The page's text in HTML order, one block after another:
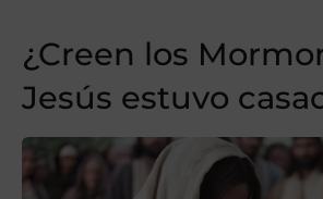
¿Creen los
Jesús estuvo